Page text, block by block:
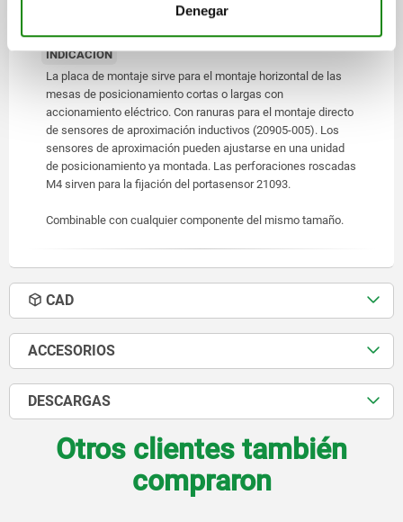
Denegar
INDICACIÓN
La placa de montaje sirve para el montaje horizontal de las
mesas de posicionamiento cortas o largas con
accionamiento eléctrico. Con ranuras para el montaje directo
de sensores de aproximación inductivos (20905-005). Los
sensores de aproximación pueden ajustarse en una unidad
de posicionamiento ya montada. Las perforaciones roscadas
M4 sirven para la fijación del portasensor 21093.
Combinable con cualquier componente del mismo tamaño.
CAD
ACCESORIOS
DESCARGAS
Otros clientes también
compraron